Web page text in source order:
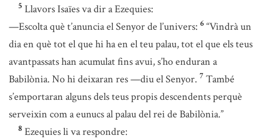
5 Llavors Isaïes va dir a Ezequies:
—Escolta què t’anuncia el Senyor de l’univers: 6 “Vindrà un
dia en què tot el que hi ha en el teu palau, tot el que els teus
avantpassats han acumulat fins avui, s’ho enduran a
Babilònia. No hi deixaran res —diu el Senyor. 7 També
s’emportaran alguns dels teus propis descendents perquè
serveixin com a eunucs al palau del rei de Babilònia.”
8 Ezequies li va respondre: